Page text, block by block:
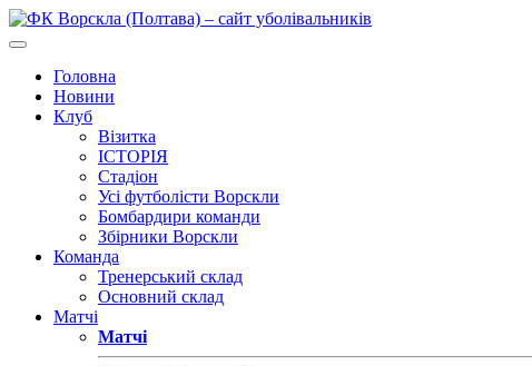
Головна
Новини
Клуб
Візитка
ІСТОРІЯ
Стадіон
Усі футболісти Ворскли
Бомбардири команди
Збірники Ворскли
Команда
Тренерський склад
Основний склад
Матчі
Матчі